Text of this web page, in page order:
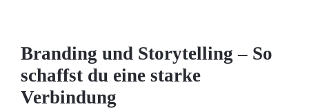
Branding und Storytelling – So
schaffst du eine starke
Verbindung